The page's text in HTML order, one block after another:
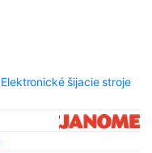
Elektronické šijacie stroje